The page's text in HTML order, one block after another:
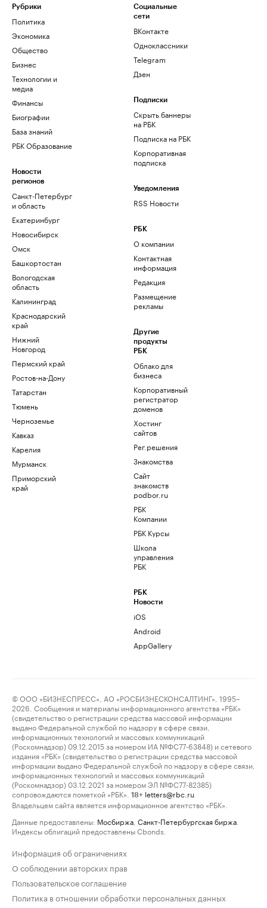
Рубрики
Политика
Экономика
Общество
Бизнес
Технологии и
медиа
Финансы
Биографии
База знаний
РБК Образование
Новости
регионов
Санкт-Петербург
и область
Екатеринбург
Новосибирск
Омск
Башкортостан
Вологодская
область
Калининград
Краснодарский
край
Нижний
Новгород
Пермский край
Ростов-на-Дону
Татарстан
Тюмень
Черноземье
Кавказ
Карелия
Мурманск
Приморский
край
Социальные
сети
ВКонтакте
Одноклассники
Telegram
Дзен
Подписки
Скрыть баннеры
на РБК
Подписка на РБК
Корпоративная
подписка
Уведомления
RSS Новости
РБК
О компании
Контактная
информация
Редакция
Размещение
рекламы
Другие
продукты
РБК
Облако для
бизнеса
Корпоративный
регистратор
доменов
Хостинг
сайтов
Рег.решения
Знакомства
Сайт
знакомств
podbor.ru
РБК
Компании
РБК Курсы
Школа
управления
РБК
РБК
Новости
iOS
Android
AppGallery
© ООО «БИЗНЕСПРЕСС», АО «РОСБИЗНЕСКОНСАЛТИНГ», 1995–
2026. Сообщения и материалы информационного агентства «РБК»
(свидетельство о регистрации средства массовой информации
выдано Федеральной службой по надзору в сфере связи,
информационных технологий и массовых коммуникаций
(Роскомнадзор) 09.12.2015 за номером ИА №ФС77-63848) и сетевого
издания «РБК» (свидетельство о регистрации средства массовой
информации выдано Федеральной службой по надзору в сфере связи,
информационных технологий и массовых коммуникаций
(Роскомнадзор) 03.12.2021 за номером ЭЛ №ФС77-82385)
сопровождаются пометкой «РБК».
18+ letters@rbc.ru
Владельцем сайта является информационное агентство «РБК».
Данные предоставлены: Мосбиржа Санкт-Петербургская биржа
Индексы облигаций предоставлены Cbonds.
Информация об ограничениях
О соблюдении авторских прав
Пользовательское соглашение
Политика в отношении обработки персональных данных